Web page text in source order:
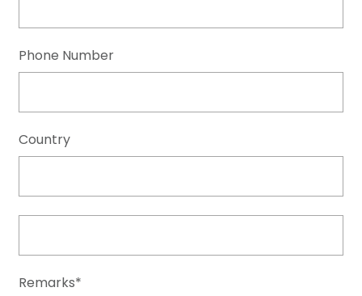
Phone Number
Country
Remarks*